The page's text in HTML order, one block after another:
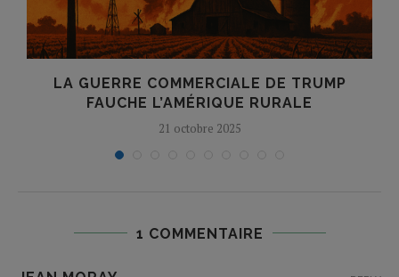
LA GUERRE COMMERCIALE DE TRUMP
FAUCHE L’AMÉRIQUE RURALE
21 octobre 2025
1 COMMENTAIRE